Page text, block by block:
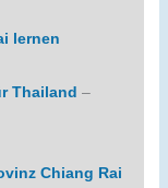
lernen
Thailand –
Chiang Rai